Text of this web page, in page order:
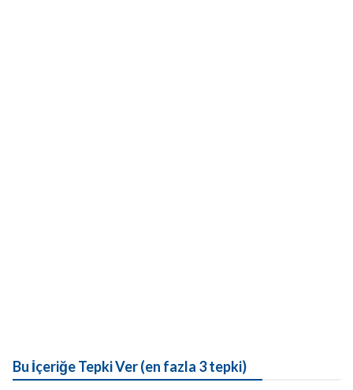
Bu İçeriğe Tepki Ver (en fazla 3 tepki)